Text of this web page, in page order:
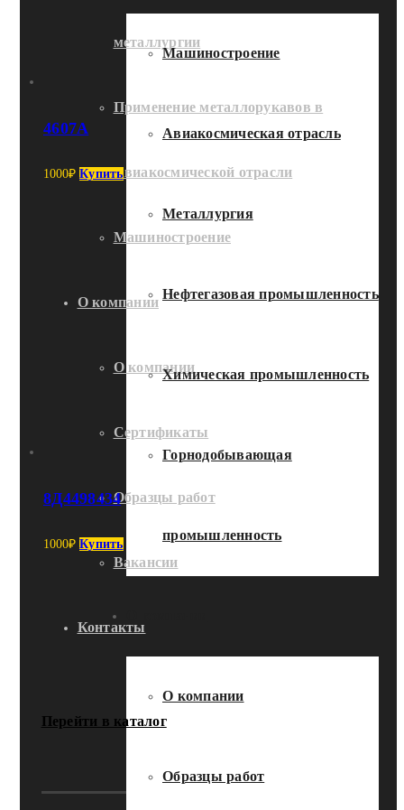
металлургии
Применение металлорукавов в
Авиакосмической отрасли
Машиностроение
О компании
О компании
Сертификаты
Образцы работ
Вакансии
Контакты
Перейти в каталог
Машиностроение
Авиакосмическая отрасль
Металлургия
Нефтегазовая промышленность
Химическая промышленность
Горнодобывающая
промышленность
О компании
Образцы работ
4607А
1000₽ Купить
8Д4498434
1000₽ Купить